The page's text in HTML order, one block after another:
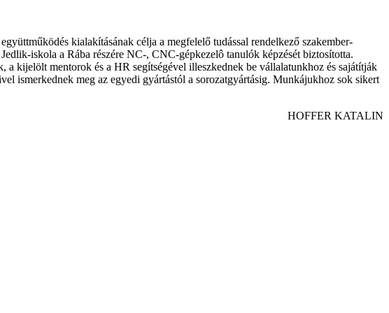
kialakításának célja a megfelelő tudással rendelkező szakember-
iskola a Rába részére NC-, CNC-gépkezelô tanulók képzését biztosította.
kijelölt mentorok és a HR segítségével illeszkednek be vállalatunkhoz és sajátítják
ismerkednek meg az egyedi gyártástól a sorozatgyártásig. Munkájukhoz sok sikert
HOFFER KATALIN